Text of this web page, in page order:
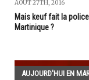
AOÛT 27TH, 2016
Mais keuf fait la
Martinique ?
AUJOURD'HUI EN